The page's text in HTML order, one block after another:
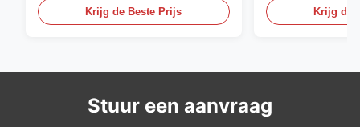
Krijg de Beste Prijs Krijg de
Stuur een aanvraag